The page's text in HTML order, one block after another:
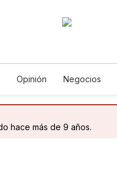
Opinión Negocios
hace más de 9 años.